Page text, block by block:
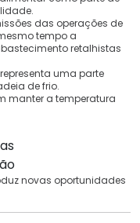
das operações de
tempo a
retalhistas
uma parte
de frio.
manter a temperatura
novas oportunidades